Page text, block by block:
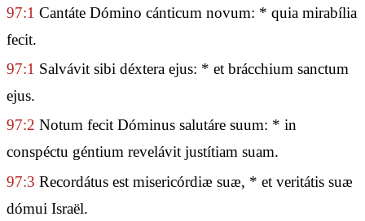
97:1 Cantáte Dómino cánticum novum: * quia mirabília
fecit.
97:1 Salvávit sibi déxtera ejus: * et brácchium sanctum
ejus.
97:2 Notum fecit Dóminus salutáre suum: * in
conspéctu géntium revelávit justítiam suam.
97:3 Recordátus est misericórdiæ suæ, * et veritátis suæ
dómui Israël.